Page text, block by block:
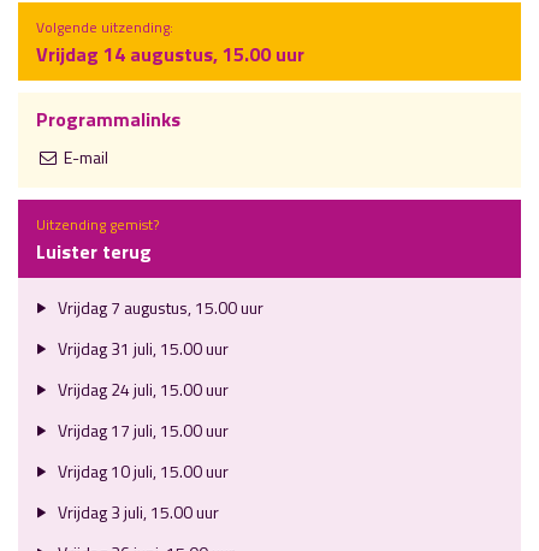
Volgende uitzending:
Vrijdag 14 augustus, 15.00 uur
Programmalinks
E-mail
Uitzending gemist?
Luister terug
Vrijdag 7 augustus, 15.00 uur
Vrijdag 31 juli, 15.00 uur
Vrijdag 24 juli, 15.00 uur
Vrijdag 17 juli, 15.00 uur
Vrijdag 10 juli, 15.00 uur
Vrijdag 3 juli, 15.00 uur